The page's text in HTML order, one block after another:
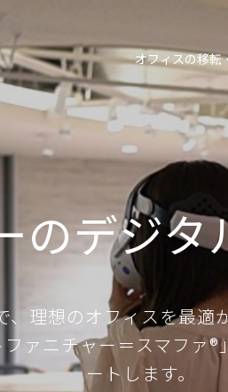
オフィスの移転
のデジタ
、理想のオフィスを最適
ァニチャー＝スマファ
ートします。